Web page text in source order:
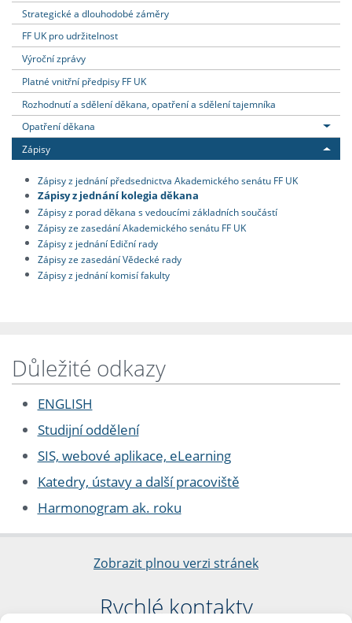
Strategické a dlouhodobé záměry
FF UK pro udržitelnost
Výroční zprávy
Platné vnitřní předpisy FF UK
Rozhodnutí a sdělení děkana, opatření a sdělení tajemníka
Opatření děkana
Zápisy
Zápisy z jednání předsednictva Akademického senátu FF UK
Zápisy z jednání kolegia děkana
Zápisy z porad děkana s vedoucími základních součástí
Zápisy ze zasedání Akademického senátu FF UK
Zápisy z jednání Ediční rady
Zápisy ze zasedání Vědecké rady
Zápisy z jednání komisí fakulty
Důležité odkazy
ENGLISH
Studijní oddělení
SIS, webové aplikace, eLearning
Katedry, ústavy a další pracoviště
Harmonogram ak. roku
Zobrazit plnou verzi stránek
Rychlé kontakty